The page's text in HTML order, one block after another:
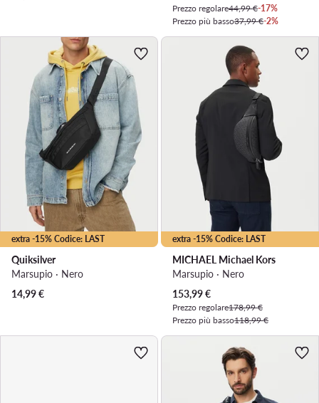
Prezzo regolare44,99 €-17%
Prezzo più basso37,99 €-2%
extra -15% Codice: LAST
Quiksilver
Marsupio · Nero
14,99€
extra -15% Codice: LAST
MICHAEL Michael Kors
Marsupio · Nero
Prezzo attuale
153,99€
Prezzo regolare178,99 €
Prezzo più basso118,99 €